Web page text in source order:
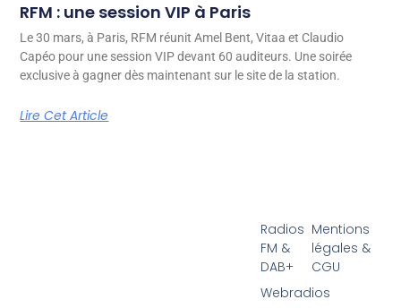
RFM : une session VIP à Paris
Le 30 mars, à Paris, RFM réunit Amel Bent, Vitaa et Claudio
Capéo pour une session VIP devant 60 auditeurs. Une soirée
exclusive à gagner dès maintenant sur le site de la station.
Lire Cet Article
Radios
FM &
DAB+
Webradios
Mentions
légales &
CGU